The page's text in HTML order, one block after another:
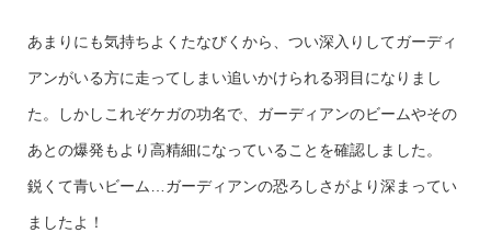
あまりにも気持ちよくたなびくから、つい深入りしてガーディ
アンがいる方に走ってしまい追いかけられる羽目になりまし
た。しかしこれぞケガの功名で、ガーディアンのビームやその
あとの爆発もより高精細になっていることを確認しました。
鋭くて青いビーム…ガーディアンの恐ろしさがより深まってい
ましたよ！